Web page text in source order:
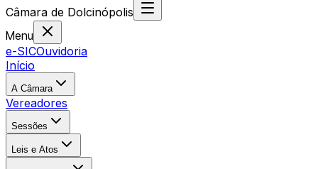
Câmara de Dolcinópolis
Menu
e-SICOuvidoria
Início
A Câmara
Vereadores
Sessões
Leis e Atos